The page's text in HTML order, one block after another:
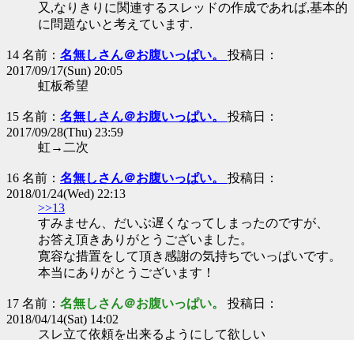
又,なりきりに関連するスレッドの作成であれば,基本的
に問題ないと考えています.
14 名前： 名無しさん＠お腹いっぱい。 投稿日：
2017/09/17(Sun) 20:05
虹板希望
15 名前： 名無しさん＠お腹いっぱい。 投稿日：
2017/09/28(Thu) 23:59
虹→二次
16 名前： 名無しさん＠お腹いっぱい。 投稿日：
2018/01/24(Wed) 22:13
>>13
すみません、だいぶ遅くなってしまったのですが、
お答え頂きありがとうございました。
寛容な措置をして頂き感謝の気持ちでいっぱいです。
本当にありがとうございます！
17 名前： 名無しさん＠お腹いっぱい。 投稿日：
2018/04/14(Sat) 14:02
スレ立て依頼を出来るようにして欲しい